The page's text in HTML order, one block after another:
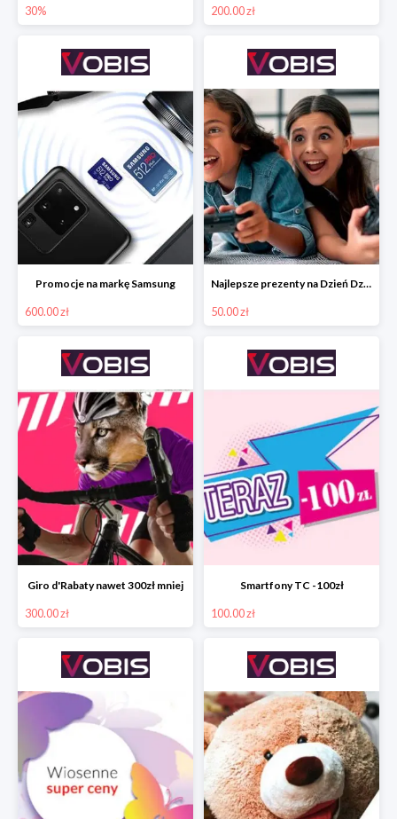
30% 200.00 zł
Promocje na markę Samsung
600.00 zł
Najlepsze prezenty na Dzień Dziecka w VOBIS
50.00 zł
Giro d'Rabaty nawet 300zł mniej
300.00 zł
Smartfony TC -100zł
100.00 zł